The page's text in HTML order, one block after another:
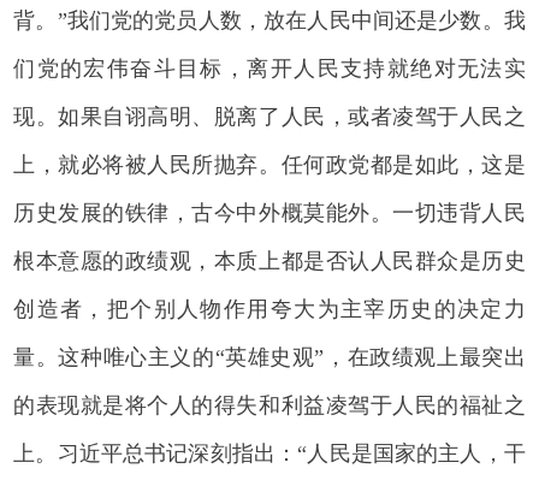
背。”我们党的党员人数，放在人民中间还是少数。我
们党的宏伟奋斗目标，离开人民支持就绝对无法实
现。如果自诩高明、脱离了人民，或者凌驾于人民之
上，就必将被人民所抛弃。任何政党都是如此，这是
历史发展的铁律，古今中外概莫能外。一切违背人民
根本意愿的政绩观，本质上都是否认人民群众是历史
创造者，把个别人物作用夸大为主宰历史的决定力
量。这种唯心主义的“英雄史观”，在政绩观上最突出
的表现就是将个人的得失和利益凌驾于人民的福祉之
上。习近平总书记深刻指出：“人民是国家的主人，干